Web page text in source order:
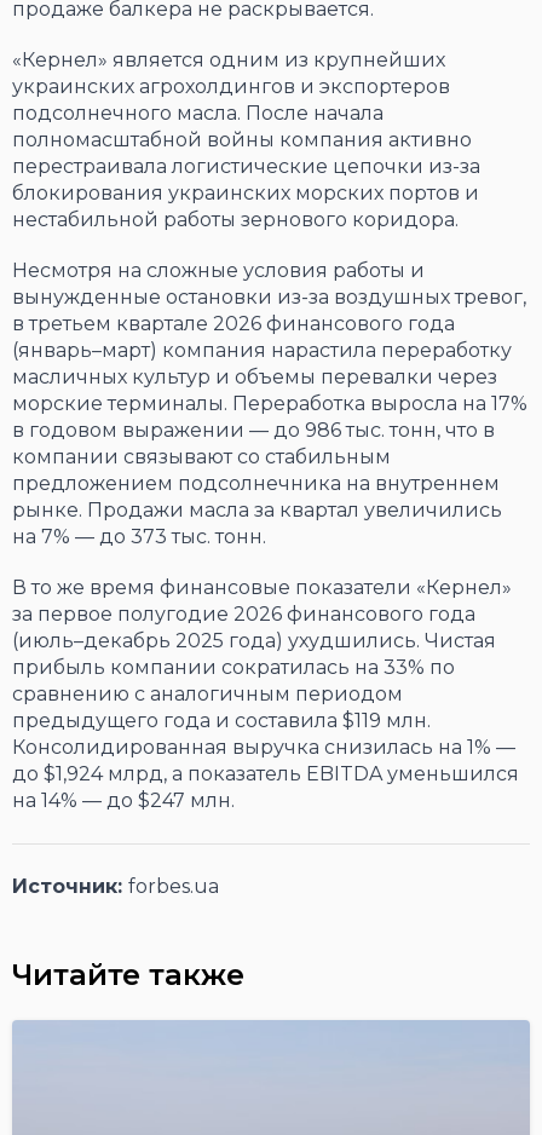
продаже балкера не раскрывается.
«Кернел» является одним из крупнейших
украинских агрохолдингов и экспортеров
подсолнечного масла. После начала
полномасштабной войны компания активно
перестраивала логистические цепочки из-за
блокирования украинских морских портов и
нестабильной работы зернового коридора.
Несмотря на сложные условия работы и
вынужденные остановки из-за воздушных тревог,
в третьем квартале 2026 финансового года
(январь–март) компания нарастила переработку
масличных культур и объемы перевалки через
морские терминалы. Переработка выросла на 17%
в годовом выражении — до 986 тыс. тонн, что в
компании связывают со стабильным
предложением подсолнечника на внутреннем
рынке. Продажи масла за квартал увеличились
на 7% — до 373 тыс. тонн.
В то же время финансовые показатели «Кернел»
за первое полугодие 2026 финансового года
(июль–декабрь 2025 года) ухудшились. Чистая
прибыль компании сократилась на 33% по
сравнению с аналогичным периодом
предыдущего года и составила $119 млн.
Консолидированная выручка снизилась на 1% —
до $1,924 млрд, а показатель EBITDA уменьшился
на 14% — до $247 млн.
Источник: forbes.ua
Читайте также